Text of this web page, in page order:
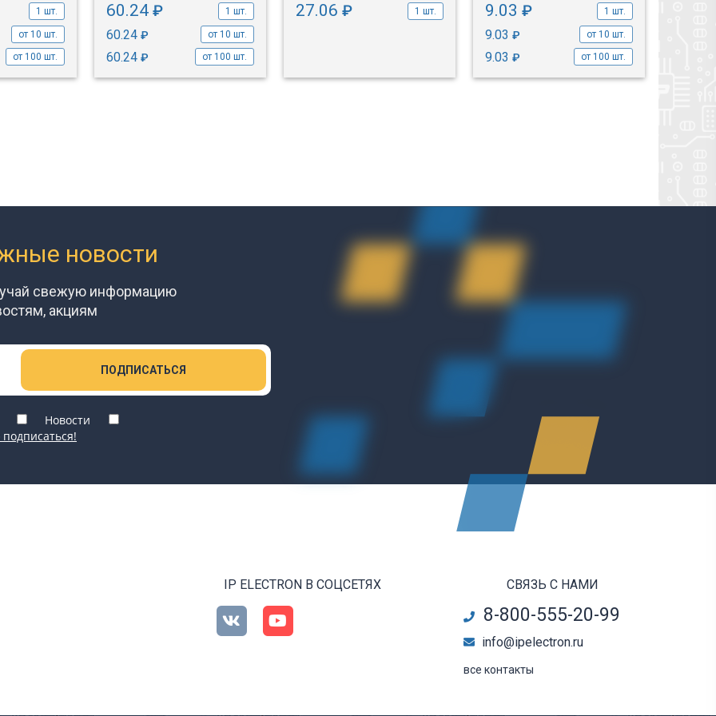
1 шт.
от 10 шт.
от 100 шт.
60.24 ₽ 1 шт.
60.24 ₽ от 10 шт.
60.24 ₽ от 100 шт.
27.06 ₽ 1 шт. 9.03 ₽ 1 шт.
9.03 ₽ от 10 шт.
9.03 ₽ от 100 шт.
новости
свежую информацию
акциям
ПОДПИСАТЬСЯ
Новости
IP ELECTRON В СОЦСЕТЯХ СВЯЗЬ С НАМИ
8-800-555-20-99
info@ipelectron.ru
все контакты